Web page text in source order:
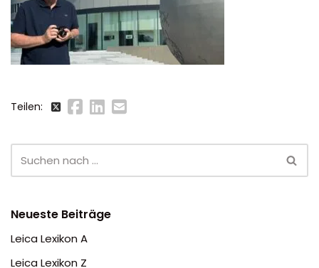
Teilen:
Neueste Beiträge
Leica Lexikon A
Leica Lexikon Z